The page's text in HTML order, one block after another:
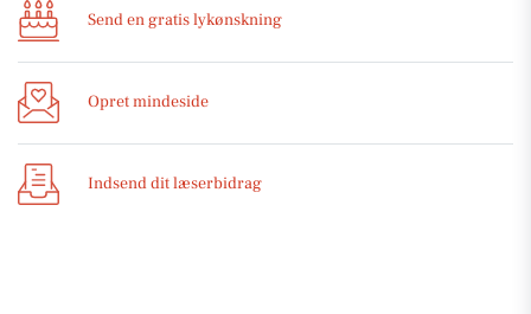
Send en gratis lykønskning
Opret mindeside
Indsend dit læserbidrag